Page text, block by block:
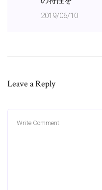
2019/06/10
Leave a Reply